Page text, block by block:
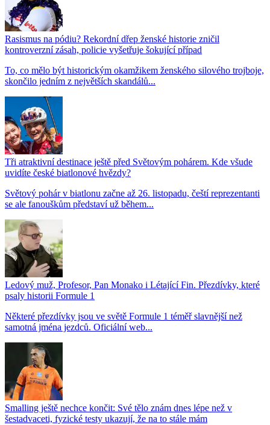
Rasismus na pódiu? Rekordní dřep ženské historie zničil
kontroverzní zásah, policie vyšetřuje šokující případ
To, co mělo být historickým okamžikem ženského silového trojboje,
skončilo jedním z největších skandálů...
Tři atraktivní destinace ještě před Světovým pohárem. Kde všude
uvidíte české biatlonové hvězdy?
Světový pohár v biatlonu začne až 26. listopadu, čeští reprezentanti
se ale fanouškům představí už během...
Ledový muž, Profesor, Pan Monako i Létající Fin. Přezdívky, které
psaly historii Formule 1
Některé přezdívky jsou ve světě Formule 1 téměř slavnější než
samotná jména jezdců. Oficiální web...
Smalling ještě nechce končit: Své tělo znám dnes lépe než v
šestadvaceti, fyzické testy ukazují, že na to stále mám